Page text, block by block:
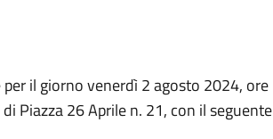
il giorno venerdì 2 agosto 2024, ore
Piazza 26 Aprile n. 21, con il seguente